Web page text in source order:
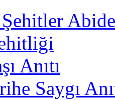
Anıtı
Saygı